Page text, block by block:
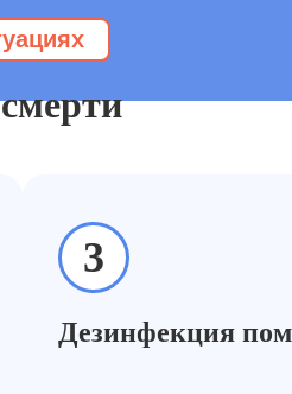
смерти:
3
Дезинфекция